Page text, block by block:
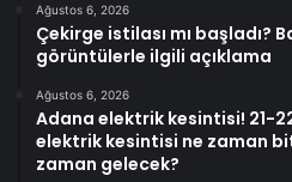
Ağustos 6, 2026
Çekirge istilası mı başladı?
görüntülerle ilgili açıklama
Ağustos 6, 2026
Adana elektrik kesintisi! 21-
elektrik kesintisi ne zaman
zaman gelecek?